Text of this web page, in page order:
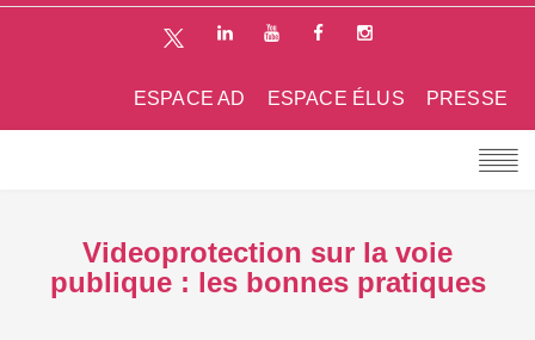
PRESSE
ESPACE ÉLUS
ESPACE AD
Videoprotection sur la voie
publique : les bonnes pratiques